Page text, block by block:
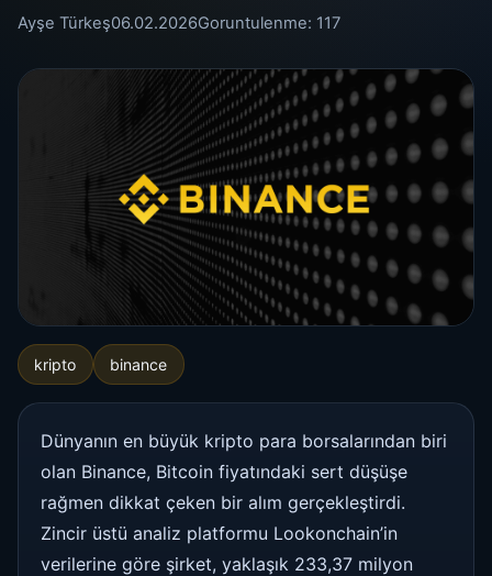
Ayşe Türkeş06.02.2026Goruntulenme: 117
kripto binance
Dünyanın en büyük kripto para borsalarından biri
olan Binance, Bitcoin fiyatındaki sert düşüşe
rağmen dikkat çeken bir alım gerçekleştirdi.
Zincir üstü analiz platformu Lookonchain’in
verilerine göre şirket, yaklaşık 233,37 milyon